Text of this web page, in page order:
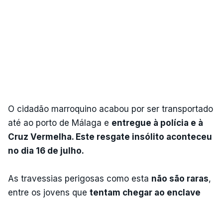
O cidadão marroquino acabou por ser transportado
até ao porto de Málaga e entregue à polícia e à
Cruz Vermelha. Este resgate insólito aconteceu
no dia 16 de julho.
As travessias perigosas como esta não são raras,
entre os jovens que tentam chegar ao enclave